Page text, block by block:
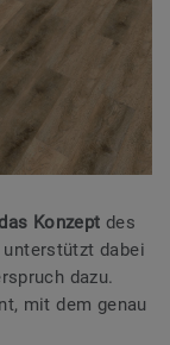
Konzept des
unterstützt dabei
dazu.
mit dem genau